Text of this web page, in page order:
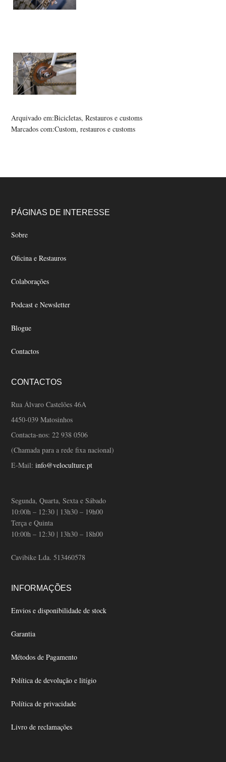
Arquivado em:Bicicletas,Restauros e customs
Marcados com:Custom,restauros e customs
Footer
PÁGINAS DE INTERESSE
Sobre
Oficina e Restauros
Colaborações
Podcast e Newsletter
Blogue
Contactos
CONTACTOS
Rua Álvaro Castelões 46A
4450-039 Matosinhos
Contacta-nos:22 938 0506
(Chamada para a rede fixa nacional)
E-Mail:info@veloculture.pt
Segunda, Quarta, Sexta e Sábado
10:00h – 12:30 | 13h30 – 19h00
Terça e Quinta
10:00h – 12:30 | 13h30 – 18h00
Cavibike Lda. 513460578
INFORMAÇÕES
Envios e disponibilidade de stock
Garantia
Métodos de Pagamento
Política de devolução e litígio
Política de privacidade
Livro de reclamações